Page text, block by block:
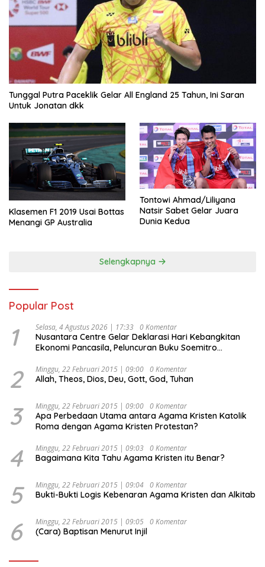
Tunggal Putra Paceklik Gelar All England 25 Tahun, Ini Saran
Untuk Jonatan dkk
Klasemen F1 2019 Usai Bottas
Menangi GP Australia
Tontowi Ahmad/Liliyana
Natsir Sabet Gelar Juara
Dunia Kedua
Selengkapnya
Popular Post
1 Selasa, 4 Agustus 2026 | 17:33 0 Komentar
Nusantara Centre Gelar Deklarasi Hari Kebangkitan
Ekonomi Pancasila, Peluncuran Buku Soemitro
Ekonomi Politik Indonesia) & Simposium Nasional
“Urgensi Undang-Undang Perekonomian Nasional dan
Indonesia Emas 2045”,
2 Minggu, 22 Februari 2015 | 09:00 0 Komentar
Allah, Theos, Dios, Deu, Gott, God, Tuhan
3 Minggu, 22 Februari 2015 | 09:00 0 Komentar
Apa Perbedaan Utama antara Agama Kristen Katolik
Roma dengan Agama Kristen Protestan?
4 Minggu, 22 Februari 2015 | 09:03 0 Komentar
Bagaimana Kita Tahu Agama Kristen itu Benar?
5 Minggu, 22 Februari 2015 | 09:04 0 Komentar
Bukti-Bukti Logis Kebenaran Agama Kristen dan Alkitab
6 Minggu, 22 Februari 2015 | 09:05 0 Komentar
(Cara) Baptisan Menurut Injil